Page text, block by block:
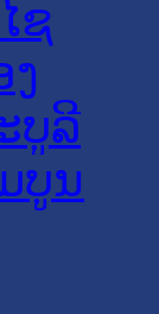
ຊ
ບູລີ
ບູນ